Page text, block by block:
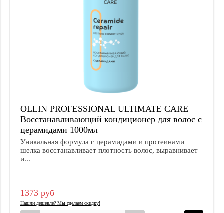
OLLIN PROFESSIONAL ULTIMATE CARE
Восстанавливающий кондиционер для волос с
церамидами 1000мл
Уникальная формула с церамидами и протеинами
шелка восстанавливает плотность волос, выравнивает
и...
1373 руб
Нашли дешевле? Мы сделаем скидку!